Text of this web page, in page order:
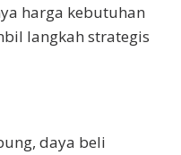
harga kebutuhan
langkah strategis
daya beli